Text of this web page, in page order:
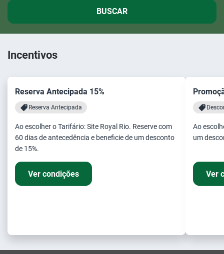
BUSCAR
Incentivos
Reserva Antecipada 15%
Reserva Antecipada
Ao escolher o Tarifário: Site Royal Rio. Reserve com
60 dias de antecedência e beneficie de um desconto
de 15%.
Ver condições
Ao
um
Ver